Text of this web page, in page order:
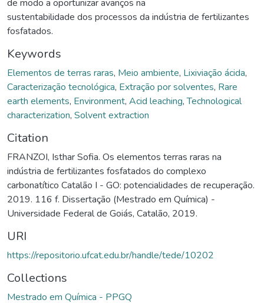
de modo a oportunizar avanços na
sustentabilidade dos processos da indústria de fertilizantes
fosfatados.
Keywords
Elementos de terras raras, Meio ambiente, Lixiviação ácida,
Caracterização tecnológica, Extração por solventes, Rare
earth elements, Environment, Acid leaching,Technological
characterization, Solvent extraction
Citation
FRANZOI, Isthar Sofia. Os elementos terras raras na
indústria de fertilizantes fosfatados do complexo
carbonatítico Catalão I - GO: potencialidades de recuperação.
2019. 116 f. Dissertação (Mestrado em Química) -
Universidade Federal de Goiás, Catalão, 2019.
URI
https://repositorio.ufcat.edu.br/handle/tede/10202
Collections
Mestrado em Química - PPGQ